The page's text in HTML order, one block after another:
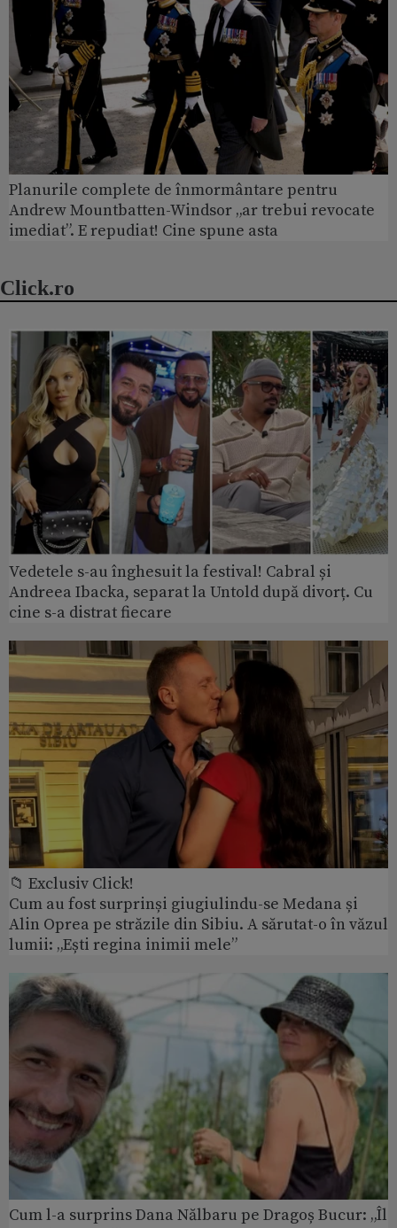
Planurile complete de înmormântare pentru
Andrew Mountbatten-Windsor „ar trebui revocate
imediat”. E repudiat! Cine spune asta
Click.ro
Vedetele s-au înghesuit la festival! Cabral și
Andreea Ibacka, separat la Untold după divorț. Cu
cine s-a distrat fiecare
📁 Exclusiv Click!
Cum au fost surprinși giugiulindu-se Medana și
Alin Oprea pe străzile din Sibiu. A sărutat-o în văzul
lumii: „Ești regina inimii mele”
Cum l-a surprins Dana Nălbaru pe Dragoș Bucur: „Îl